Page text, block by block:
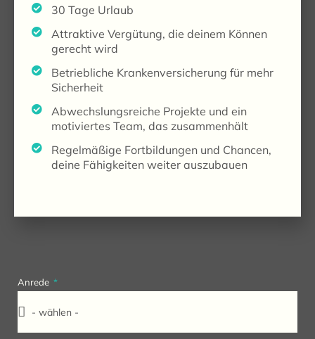
30 Tage Urlaub
Attraktive Vergütung, die deinem Können
gerecht wird
Betriebliche Krankenversicherung für mehr
Sicherheit
Abwechslungsreiche Projekte und ein
motiviertes Team, das zusammenhält
Regelmäßige Fortbildungen und Chancen,
deine Fähigkeiten weiter auszubauen
Anrede